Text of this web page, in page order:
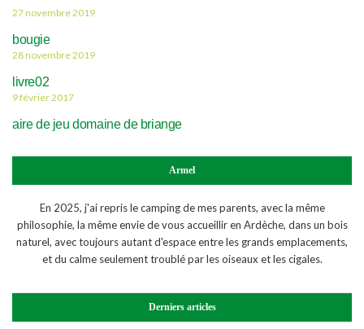
27 novembre 2019
bougie
28 novembre 2019
livre02
9 février 2017
aire de jeu domaine de briange
Armel
En 2025, j'ai repris le camping de mes parents, avec la même
philosophie, la même envie de vous accueillir en Ardèche, dans un bois
naturel, avec toujours autant d'espace entre les grands emplacements,
et du calme seulement troublé par les oiseaux et les cigales.
Derniers articles